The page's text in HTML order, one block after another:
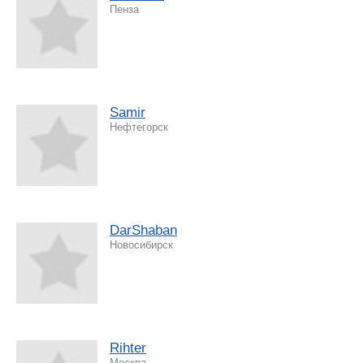
Пенза
Samir
Нефтегорск
DarShaban
Новосибирск
Rihter